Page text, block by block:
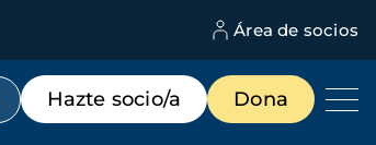
Área de socios
Menú
de
destacados
Hazte socio/a Dona